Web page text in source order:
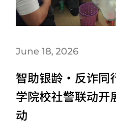
June 18, 2026
智助银龄・反诈同
学院校社警联动开
动